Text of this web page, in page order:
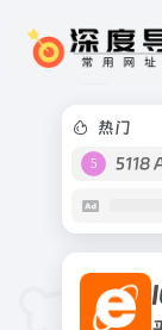
热门
5118